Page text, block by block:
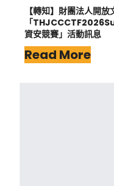
【轉知】財團法人開
「
資安競賽」活動訊息
Read More